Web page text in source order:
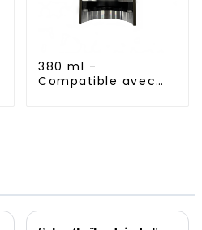
380 ml -
Compatible avec